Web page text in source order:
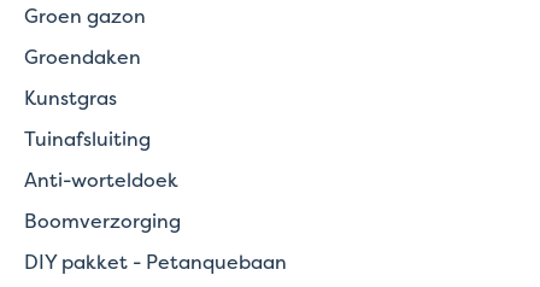
Groen gazon
Groendaken
Kunstgras
Tuinafsluiting
Anti-worteldoek
Boomverzorging
DIY pakket - Petanquebaan